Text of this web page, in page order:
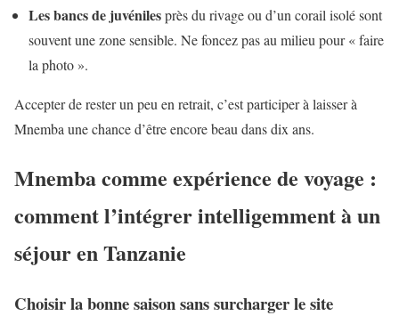
Les bancs de juvénilesprès du rivage ou d’un corail isolé sont
souvent une zone sensible. Ne foncez pas au milieu pour « faire
la photo ».
Accepter de rester un peu en retrait, c’est participer à laisser à
Mnemba une chance d’être encore beau dans dix ans.
Mnemba comme expérience de voyage :
comment l’intégrer intelligemment à un
séjour en Tanzanie
Choisir la bonne saison sans surcharger le site